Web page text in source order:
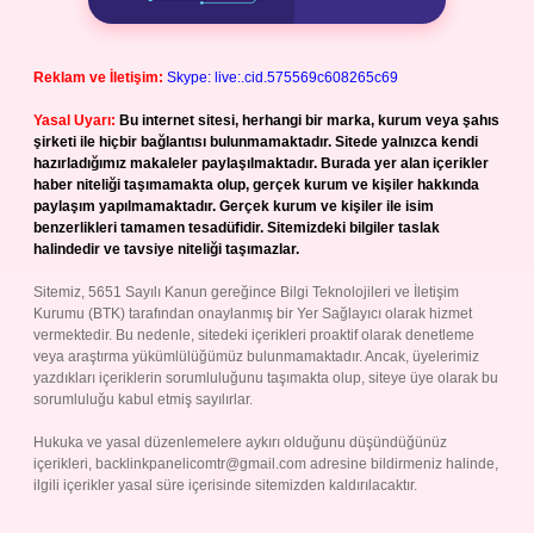
Reklam ve İletişim: Skype: live:.cid.575569c608265c69
Yasal Uyarı: Bu internet sitesi, herhangi bir marka, kurum veya şahıs
şirketi ile hiçbir bağlantısı bulunmamaktadır. Sitede yalnızca kendi
hazırladığımız makaleler paylaşılmaktadır. Burada yer alan içerikler
haber niteliği taşımamakta olup, gerçek kurum ve kişiler hakkında
paylaşım yapılmamaktadır. Gerçek kurum ve kişiler ile isim
benzerlikleri tamamen tesadüfidir. Sitemizdeki bilgiler taslak
halindedir ve tavsiye niteliği taşımazlar.
Sitemiz, 5651 Sayılı Kanun gereğince Bilgi Teknolojileri ve İletişim
Kurumu (BTK) tarafından onaylanmış bir Yer Sağlayıcı olarak hizmet
vermektedir. Bu nedenle, sitedeki içerikleri proaktif olarak denetleme
veya araştırma yükümlülüğümüz bulunmamaktadır. Ancak, üyelerimiz
yazdıkları içeriklerin sorumluluğunu taşımakta olup, siteye üye olarak bu
sorumluluğu kabul etmiş sayılırlar.
Hukuka ve yasal düzenlemelere aykırı olduğunu düşündüğünüz
içerikleri, backlinkpanelicomtr@gmail.com adresine bildirmeniz halinde,
ilgili içerikler yasal süre içerisinde sitemizden kaldırılacaktır.